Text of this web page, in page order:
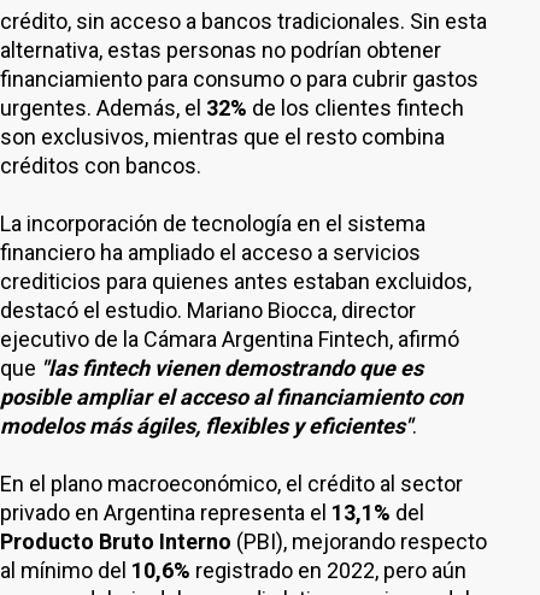
crédito, sin acceso a bancos tradicionales. Sin esta
alternativa, estas personas no podrían obtener
financiamiento para consumo o para cubrir gastos
urgentes. Además, el 32% de los clientes fintech
son exclusivos, mientras que el resto combina
créditos con bancos.
La incorporación de tecnología en el sistema
financiero ha ampliado el acceso a servicios
crediticios para quienes antes estaban excluidos,
destacó el estudio. Mariano Biocca, director
ejecutivo de la Cámara Argentina Fintech, afirmó
que "las fintech vienen demostrando que es
posible ampliar el acceso al financiamiento con
modelos más ágiles, flexibles y eficientes".
En el plano macroeconómico, el crédito al sector
privado en Argentina representa el 13,1% del
Producto Bruto Interno (PBI), mejorando respecto
al mínimo del 10,6% registrado en 2022, pero aún